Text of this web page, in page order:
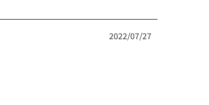
2022/07/27